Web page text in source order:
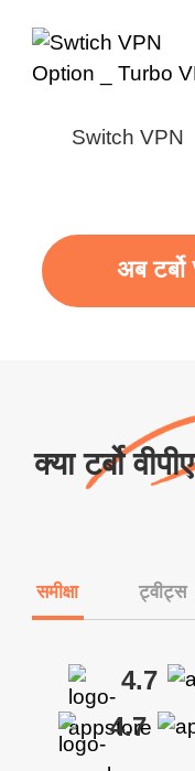
Switch VPN
अब
क्या टर्बो
समीक्षा ट्वीट्स
4.7
4.7